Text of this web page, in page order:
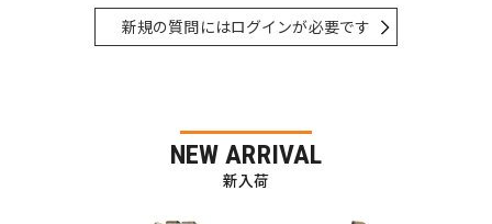
新規の質問にはログインが必要です
NEW ARRIVAL
新入荷